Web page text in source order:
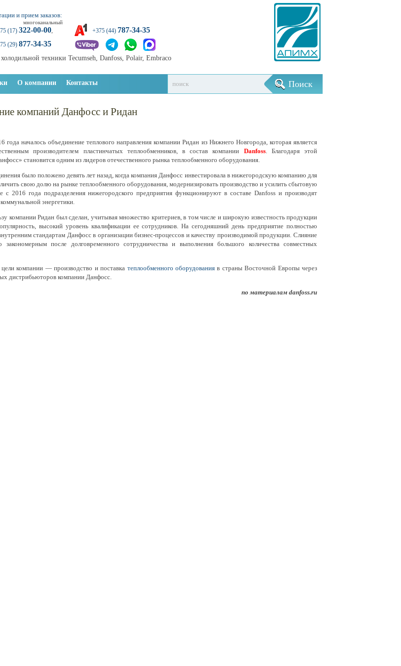
и прием заказов:
многоканальный
(17) 322-00-00,
(29) 877-34-35
+375 (44) 787-34-35
холодильной техники Tecumseh, Danfoss, Polair, Embraco
О компании Контакты
компаний Данфосс и Ридан
началось объединение теплового направления компании Ридан из Нижнего Новгорода, которая является
производителем пластинчатых теплообменников, в состав компании Danfoss. Благодаря этой
становится одним из лидеров отечественного рынка теплообменного оборудования.
было положено девять лет назад, когда компания Данфосс инвестировала в нижегородскую компанию для
свою долю на рынке теплообменного оборудования, модернизировать производство и усилить сбытовую
с 2016 года подразделения нижегородского предприятия функционируют в составе Danfoss и производят
энергетики.
компании Ридан был сделан, учитывая множество критериев, в том числе и широкую известность продукции
высокий уровень квалификации ее сотрудников. На сегодняшний день предприятие полностью
стандартам Данфосс в организации бизнес-процессов и качеству производимой продукции. Слияние
закономерным после долговременного сотрудничества и выполнения большого количества совместных
компании — производство и поставка теплообменного оборудованияв страны Восточной Европы через
дистрибьюторов компании Данфосс.
по материалам danfoss.ru